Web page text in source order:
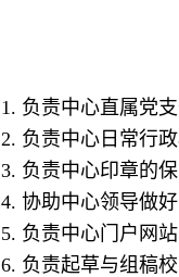
1. 负责中心直属党
2. 负责中心日常行
3. 负责中心印章的
4. 协助中心领导做
5. 负责中心门户网
6. 负责起草与组稿